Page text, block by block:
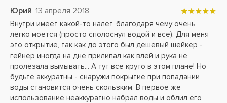
Юрий 13 апреля 2018
Внутри имеет какой-то налет, благодаря чему очень
легко моется (просто сполоснул водой и все). Для меня
это открытие, так как до этого был дешевый шейкер -
гейнер иногда на дне прилипал как влей и рука не
пролезала вымывать... А тут все круто в этом плане! Но
будьте аккуратны - снаружи покрытие при попадании
воды становится очень скользким. В первое же
использование неаккуратно набрал воды и облил его